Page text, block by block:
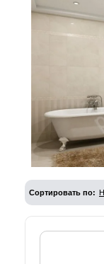
Сортировать по: